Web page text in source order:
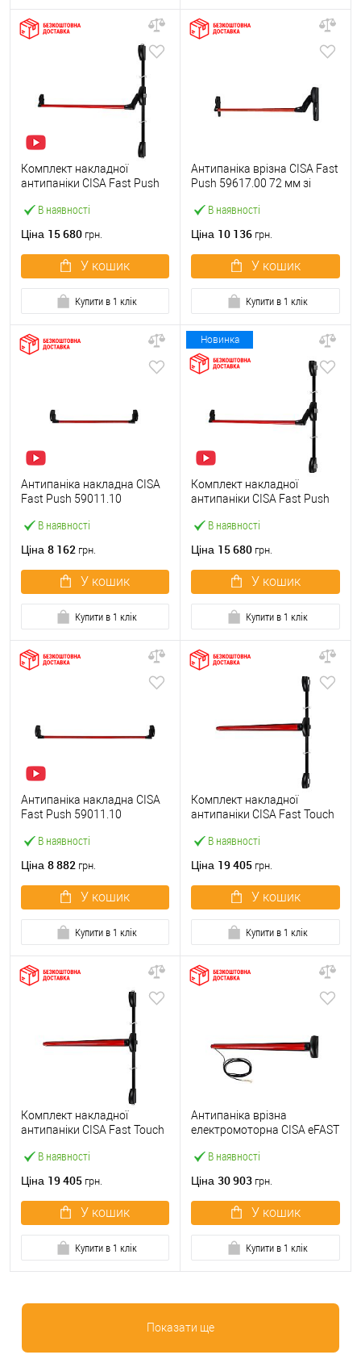
В наявності
Комплект накладної
антипаніки CISA Fast Push
точковий вверх-вниз
Ціна 15 680 грн.
У кошик
Купити в 1 клік
В наявності
Антипаніка врізна CISA Fast
Push 59617.00 72 мм зі
Ціна 10 136 грн.
У кошик
Купити в 1 клік
В наявності
Антипаніка накладна CISA
Fast Push 59011.10
штангою 900 мм червона
Ціна 8 162 грн.
У кошик
Купити в 1 клік
Новинка
В наявності
Комплект накладної
антипаніки CISA Fast Push
точковий вбік червона
Ціна 15 680 грн.
У кошик
Купити в 1 клік
В наявності
Антипаніка накладна CISA
Fast Push 59011.10
штангою 1500 мм червона
Ціна 8 882 грн.
У кошик
Купити в 1 клік
В наявності
Комплект накладної
антипаніки CISA Fast Touch
точковий вбік червона
Ціна 19 405 грн.
У кошик
Купити в 1 клік
В наявності
Комплект накладної
антипаніки CISA Fast Touch
точковий вверх-вниз
Ціна 19 405 грн.
У кошик
Купити в 1 клік
В наявності
Антипаніка врізна
електромоторна CISA eFAST
Ціна 30 903 грн.
У кошик
Купити в 1 клік
Показати ще